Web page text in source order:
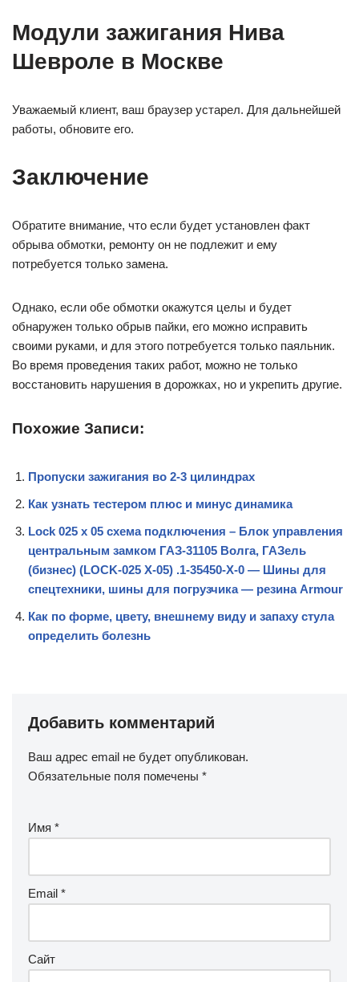
Модули зажигания Нива
Шевроле в Москве
Уважаемый клиент, ваш браузер устарел. Для дальнейшей
работы, обновите его.
Заключение
Обратите внимание, что если будет установлен факт
обрыва обмотки, ремонту он не подлежит и ему
потребуется только замена.
Однако, если обе обмотки окажутся целы и будет
обнаружен только обрыв пайки, его можно исправить
своими руками, и для этого потребуется только паяльник.
Во время проведения таких работ, можно не только
восстановить нарушения в дорожках, но и укрепить другие.
Похожие Записи:
Пропуски зажигания во 2-3 цилиндрах
Как узнать тестером плюс и минус динамика
Lock 025 x 05 схема подключения – Блок управления
центральным замком ГАЗ-31105 Волга, ГАЗель
(бизнес) (LOCK-025 X-05) .1-35450-Х-0 — Шины для
спецтехники, шины для погрузчика — резина Armour
Как по форме, цвету, внешнему виду и запаху стула
определить болезнь
Добавить комментарий
Ваш адрес email не будет опубликован.
Обязательные поля помечены *
Имя *
Email *
Сайт